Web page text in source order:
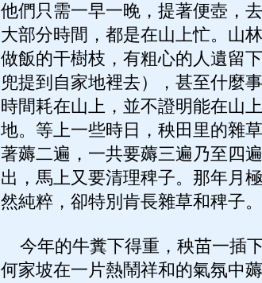
他們只需一早一晚，提著便壺，
大部分時間，都是在山上忙。山
做飯的干樹枝，有粗心的人遺留
兜提到自家地裡去），甚至什麼
時間耗在山上，並不證明能在山
地。等上一些時日，秧田里的雜
著薅二遍，一共要薅三遍乃至四
出，馬上又要清理稗子。那年月
然純粹，卻特別肯長雜草和稗子。
今年的牛糞下得重，秧苗一插
何家坡在一片熱鬧祥和的氣氛中